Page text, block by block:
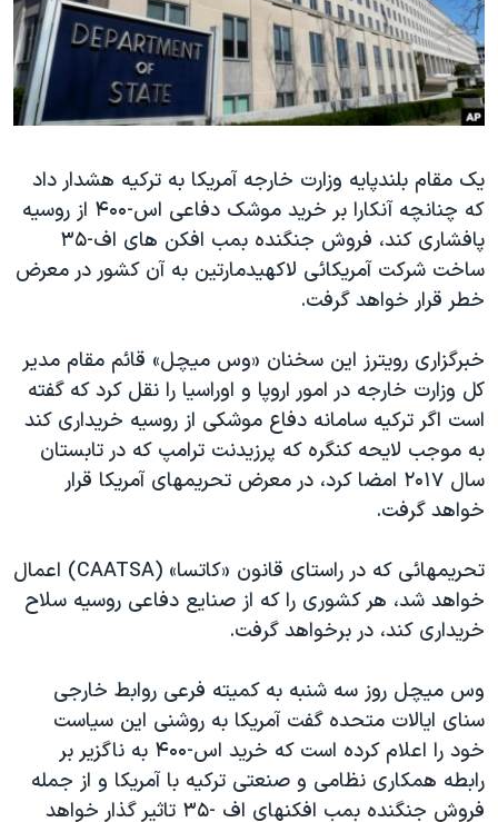
فرهنگ و زندگی
حقوق شهروندی
اقتصادی
اسرائیل در جنگ
گالری عکس
آرشیو پخش زنده
مستندها
انتخابات ریاست جمهوری آمریکا ۲۰۲۴
حمله جمهوری اسلامی به اسرائیل
ورزش زنان در ایران
اعتراضات زن، زندگی، آزادی
مجموعه مستندهای دادخواهی
تریبونال مردمی آبان ۹۸
چهل سال گروگان‌گیری
قانون شفافیت دارائی کادر رهبری ایران
اعتراضات مردمی آبان ۹۸
اسرائیل در جنگ
همایش محافظه‌کاران آمریکا «سی‌پک»
صفحه‌های ویژه
دنبال کنید
زبانهای مختلف
یک مقام بلندپایه وزارت خارجه آمریکا به ترکیه هشدار داد
که چنانچه آنکارا بر خرید موشک دفاعی اس-۴۰۰ از روسیه
پافشاری کند، فروش جنگنده بمب افکن های اف-۳۵
ساخت شرکت آمریکائی لاکهیدمارتین به آن کشور در معرض
خطر قرار خواهد گرفت.
خبرگزاری رویترز این سخنان «وس میچل» قائم مقام مدیر
کل وزارت خارجه در امور اروپا و اوراسیا را نقل کرد که گفته
است اگر ترکیه سامانه دفاع موشکی از روسیه خریداری کند
به موجب لایحه کنگره که پرزیدنت ترامپ که در تابستان
سال ۲۰۱۷ امضا کرد، در معرض تحریمهای آمریکا قرار
خواهد گرفت.
تحریمهائی که در راستای قانون «کاتسا» (CAATSA) اعمال
خواهد شد، هر کشوری را که از صنایع دفاعی روسیه سلاح
خریداری کند، در برخواهد گرفت.
وس میچل روز سه شنبه به کمیته فرعی روابط خارجی
سنای ایالات متحده گفت آمریکا به روشنی این سیاست
خود را اعلام کرده است که خرید اس-۴۰۰ به ناگزیر بر
رابطه همکاری نظامی و صنعتی ترکیه با آمریکا و از جمله
فروش جنگنده بمب افکنهای اف -۳۵ تاثیر گذار خواهد